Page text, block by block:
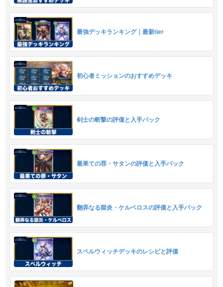
最強デッキランキング｜最新tier
初心者ミッションのおすすめデッキ
剣士の斬撃の評価と入手パック
最果ての罪・サタンの評価と入手パック
翻弄なる獄炎・ケルベロスの評価と入手パック
スペルウィッチデッキのレシピと評価